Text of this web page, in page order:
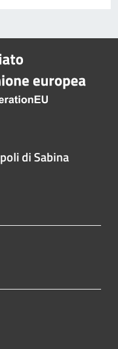
di Sabina